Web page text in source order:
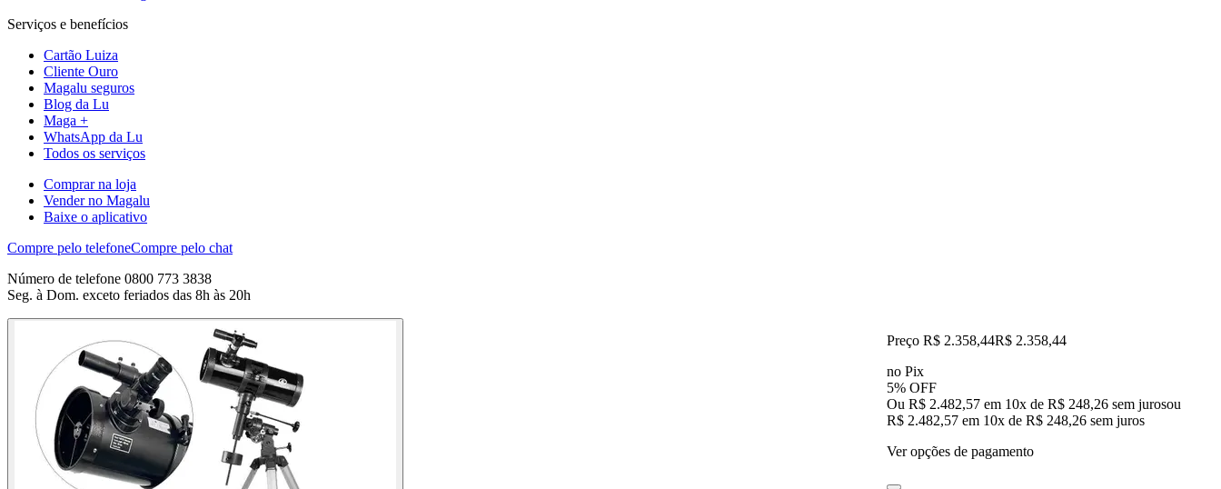
Serviços e benefícios
Cartão Luiza
Cliente Ouro
Magalu seguros
Blog da Lu
Maga +
WhatsApp da Lu
Todos os serviços
Comprar na loja
Vender no Magalu
Baixe o aplicativo
Compre pelo telefoneCompre pelo chat
Número de telefone 0800 773 3838
Seg. à Dom. exceto feriados das 8h às 20h
Preço R$ 2.358,44R$ 2.358,44
no Pix
5% OFF
Ou R$ 2.482,57 em 10x de R$ 248,26 sem jurosou
R$ 2.482,57 em 10x de R$ 248,26 sem juros
Ver opções de pagamento